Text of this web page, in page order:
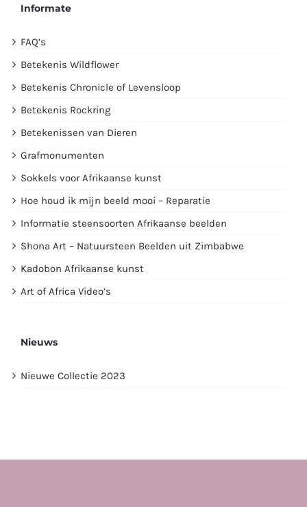
Informate
FAQ’s
Betekenis Wildflower
Betekenis Chronicle of Levensloop
Betekenis Rockring
Betekenissen van Dieren
Grafmonumenten
Sokkels voor Afrikaanse kunst
Hoe houd ik mijn beeld mooi – Reparatie
Informatie steensoorten Afrikaanse beelden
Shona Art – Natuursteen Beelden uit Zimbabwe
Kadobon Afrikaanse kunst
Art of Africa Video’s
Nieuws
Nieuwe Collectie 2023